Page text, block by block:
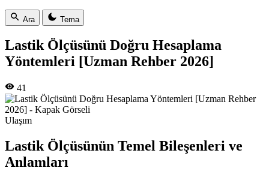
Ara Tema
Lastik Ölçüsünü Doğru Hesaplama
Yöntemleri [Uzman Rehber 2026]
41
Ulaşım
Lastik Ölçüsünün Temel Bileşenleri ve
Anlamları